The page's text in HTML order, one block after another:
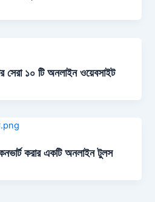
সেরা ১০ টি অনলাইন ওয়েবসাইট
করার একটি অনলাইন টুলস